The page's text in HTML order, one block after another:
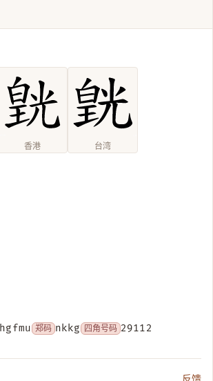
香港 台湾
hgfmu 郑码 nkkg 四角号码 29112